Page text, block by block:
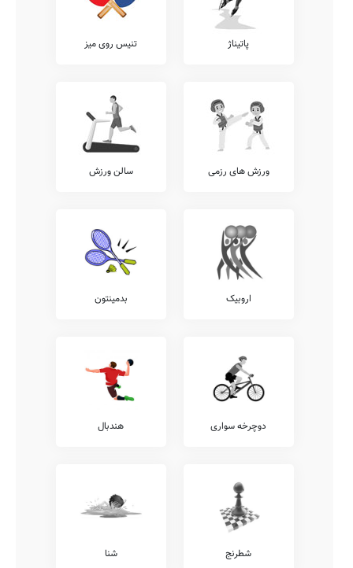
پاتیناژ تنیس روی میز
ورزش های رزمی سالن ورزش
اروبیک بدمینتون
دوچرخه سواری هندبال
شطرنج شنا